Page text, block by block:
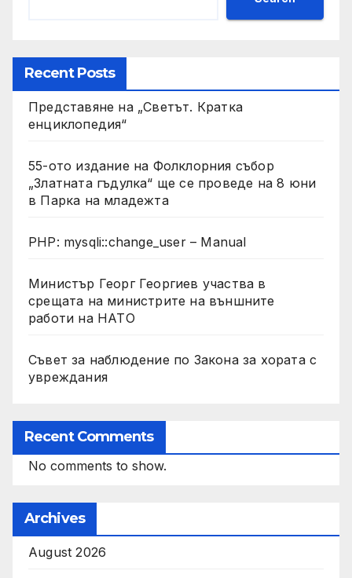
Recent Posts
Представяне на „Светът. Кратка
енциклопедия“
55-ото издание на Фолклорния събор
„Златната гъдулка“ ще се проведе на 8 юни
в Парка на младежта
PHP: mysqli::change_user – Manual
Министър Георг Георгиев участва в
срещата на министрите на външните
работи на НАТО
Съвет за наблюдение по Закона за хората с
увреждания
Recent Comments
No comments to show.
Archives
August 2026